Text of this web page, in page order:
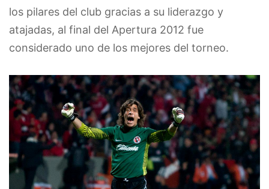
los pilares del club gracias a su liderazgo y
atajadas, al final del Apertura 2012 fue
considerado uno de los mejores del torneo.